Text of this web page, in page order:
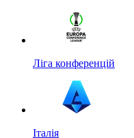
Ліга конференцій
Італія